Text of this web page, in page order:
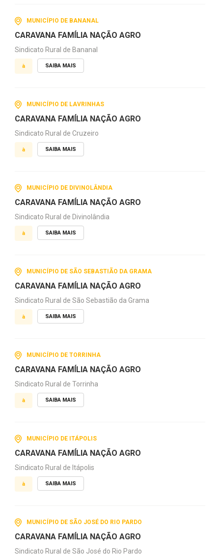
MUNICÍPIO DE BANANAL
CARAVANA FAMÍLIA NAÇÃO AGRO
Sindicato Rural de Bananal
à SAIBA MAIS
MUNICÍPIO DE LAVRINHAS
CARAVANA FAMÍLIA NAÇÃO AGRO
Sindicato Rural de Cruzeiro
à SAIBA MAIS
MUNICÍPIO DE DIVINOLÂNDIA
CARAVANA FAMÍLIA NAÇÃO AGRO
Sindicato Rural de Divinolândia
à SAIBA MAIS
MUNICÍPIO DE SÃO SEBASTIÃO DA GRAMA
CARAVANA FAMÍLIA NAÇÃO AGRO
Sindicato Rural de São Sebastião da Grama
à SAIBA MAIS
MUNICÍPIO DE TORRINHA
CARAVANA FAMÍLIA NAÇÃO AGRO
Sindicato Rural de Torrinha
à SAIBA MAIS
MUNICÍPIO DE ITÁPOLIS
CARAVANA FAMÍLIA NAÇÃO AGRO
Sindicato Rural de Itápolis
à SAIBA MAIS
MUNICÍPIO DE SÃO JOSÉ DO RIO PARDO
CARAVANA FAMÍLIA NAÇÃO AGRO
Sindicato Rural de São José do Rio Pardo